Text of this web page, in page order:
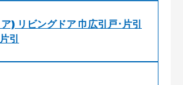
) リビングドア 巾広引戸･片引
引